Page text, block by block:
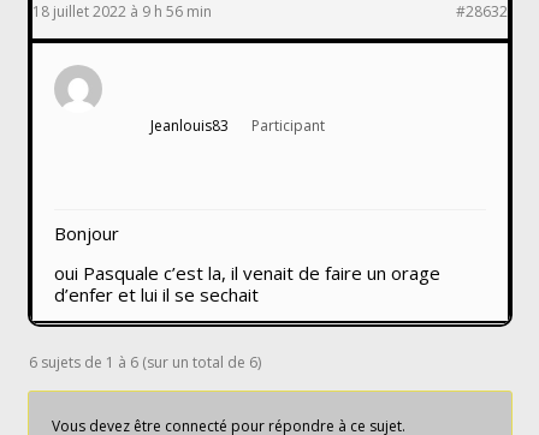
18 juillet 2022 à 9 h 56 min #28632
Jeanlouis83 Participant
Bonjour
oui Pasquale c’est la, il venait de faire un orage
d’enfer et lui il se sechait
6 sujets de 1 à 6 (sur un total de 6)
Vous devez être connecté pour répondre à ce sujet.